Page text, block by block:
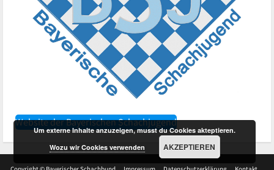
Website der Bayerischen Schachjugend
Um externe Inhalte anzuzeigen, musst du Cookies akteptieren.
Wozu wir Cookies verwenden
AKZEPTIEREN